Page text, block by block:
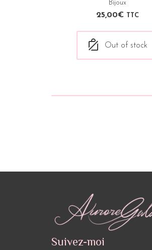
Bijoux
25,00€ TTC
Out of stock
Suivez-moi